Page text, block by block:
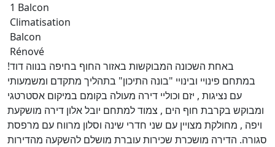
1 Balcon
Climatisation
Balcon
Rénové
באחת השכונה המבוקשות באזור החוף בחיפה בנווה דוד!
במתחם פינויי ובינויי "בונה התיכון" בתהליך מתקדם ומשמעותי
עם נציגות , יזם וכוליי דירה מעולה בקומם במיקום אסטרטגי
ומבוקש בקרבת חוף הים , צמוד למתחם יובל אלון דירה מושקעת
ויפה , מחולקת מצויין עם שני חדרי שינה וסלון מרווח עם מרפסת
סגורה. הדירה מושכרת שכירות עוברת מושלם להשקעה מהדירות